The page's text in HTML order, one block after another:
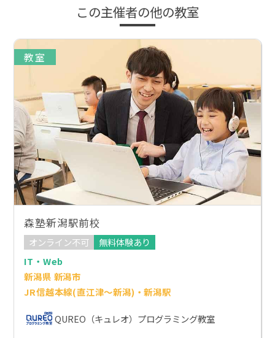
この主催者の他の教室
教室
森塾新潟駅前校
オンライン不可
無料体験あり
IT・Web
新潟県 新潟市
JR信越本線(直江津～新潟)・新潟駅
QUREO（キュレオ）プログラミング教室